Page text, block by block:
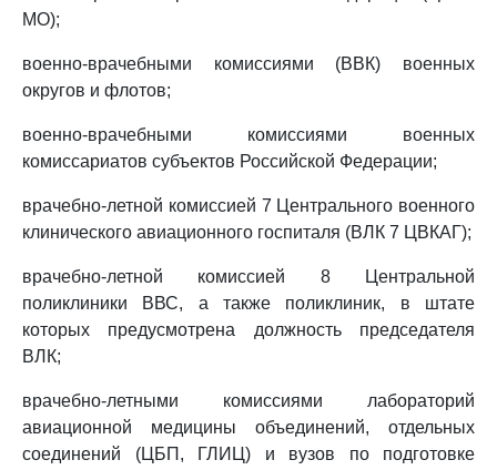
МО);
военно-врачебными комиссиями (ВВК) военных
округов и флотов;
военно-врачебными комиссиями военных
комиссариатов субъектов Российской Федерации;
врачебно-летной комиссией 7 Центрального военного
клинического авиационного госпиталя (ВЛК 7 ЦВКАГ);
врачебно-летной комиссией 8 Центральной
поликлиники ВВС, а также поликлиник, в штате
которых предусмотрена должность председателя
ВЛК;
врачебно-летными комиссиями лабораторий
авиационной медицины объединений, отдельных
соединений (ЦБП, ГЛИЦ) и вузов по подготовке